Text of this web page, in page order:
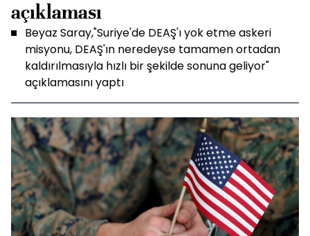
açıklaması
Beyaz Saray,"Suriye'de DEAŞ'ı yok etme askeri
misyonu, DEAŞ'ın neredeyse tamamen ortadan
kaldırılmasıyla hızlı bir şekilde sonuna geliyor"
açıklamasını yaptı